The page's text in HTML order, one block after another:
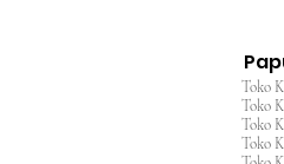
Toko
Toko
Toko
Toko